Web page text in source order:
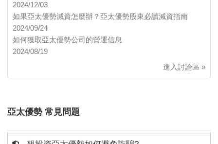
2024/12/03
如果亞太優勢減資怎麼辦？亞太優勢股東必讀減資指南
2024/09/24
如何獲取亞太優勢公司的營運信息
2024/08/19
進入討論區 »
亞太優勢 常見問題